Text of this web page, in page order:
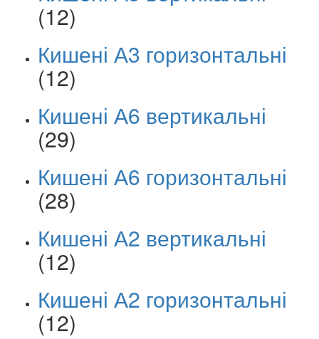
(12)
Кишені А3 горизонтальні
(12)
Кишені А6 вертикальні
(29)
Кишені А6 горизонтальні
(28)
Кишені А2 вертикальні
(12)
Кишені А2 горизонтальні
(12)